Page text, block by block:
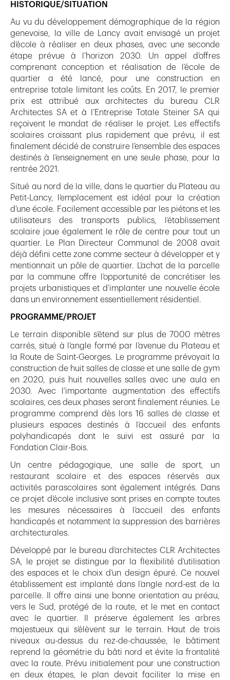
HISTORIQUE/SITUATION
Au vu du développement démographique de la région
genevoise, la ville de Lancy avait envisagé un projet
d’école à réaliser en deux phases, avec une seconde
étape prévue à l’horizon 2030. Un appel d’offres
comprenant conception et réalisation de l’école de
quartier a été lancé, pour une construction en
entreprise totale limitant les coûts. En 2017, le premier
prix est attribué aux architectes du bureau CLR
Architectes SA et à l’Entreprise Totale Steiner SA qui
reçoivent le mandat de réaliser le projet. Les effectifs
scolaires croissant plus rapidement que prévu, il est
finalement décidé de construire l’ensemble des espaces
destinés à l’enseignement en une seule phase, pour la
rentrée 2021.
Situé au nord de la ville, dans le quartier du Plateau au
Petit-Lancy, l’emplacement est idéal pour la création
d’une école. Facilement accessible par les piétons et les
utilisateurs des transports publics, l’établissement
scolaire joue également le rôle de centre pour tout un
quartier. Le Plan Directeur Communal de 2008 avait
déjà défini cette zone comme secteur à développer et y
mentionnait un pôle de quartier. L’achat de la parcelle
par la commune offre l’opportunité de concrétiser les
projets urbanistiques et d’implanter une nouvelle école
dans un environnement essentiellement résidentiel.
PROGRAMME/PROJET
Le terrain disponible s’étend sur plus de 7000 mètres
carrés, situé à l’angle formé par l’avenue du Plateau et
la Route de Saint-Georges. Le programme prévoyait la
construction de huit salles de classe et une salle de gym
en 2020, puis huit nouvelles salles avec une aula en
2030. Avec l’importante augmentation des effectifs
scolaires, ces deux phases seront finalement réunies. Le
programme comprend dès lors 16 salles de classe et
plusieurs espaces destinés à l’accueil des enfants
polyhandicapés dont le suivi est assuré par la
Fondation Clair-Bois.
Un centre pédagogique, une salle de sport, un
restaurant scolaire et des espaces réservés aux
activités parascolaires sont également intégrés. Dans
ce projet d’école inclusive sont prises en compte toutes
les mesures nécessaires à l’accueil des enfants
handicapés et notamment la suppression des barrières
architecturales.
Développé par le bureau d’architectes CLR Architectes
SA, le projet se distingue par la flexibilité d’utilisation
des espaces et le choix d’un design épuré. Ce nouvel
établissement est implanté dans l’angle nord-est de la
parcelle. Il offre ainsi une bonne orientation au préau,
vers le Sud, protégé de la route, et le met en contact
avec le quartier. Il préserve également les arbres
majestueux qui s’élèvent sur le terrain. Haut de trois
niveaux au-dessus du rez-de-chaussée, le bâtiment
reprend la géométrie du bâti nord et évite la frontalité
avec la route. Prévu initialement pour une construction
en deux étapes, le plan devait faciliter la mise en